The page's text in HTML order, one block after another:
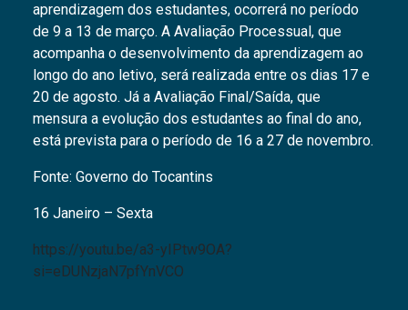
aprendizagem dos estudantes, ocorrerá no período
de 9 a 13 de março. A Avaliação Processual, que
acompanha o desenvolvimento da aprendizagem ao
longo do ano letivo, será realizada entre os dias 17 e
20 de agosto. Já a Avaliação Final/Saída, que
mensura a evolução dos estudantes ao final do ano,
está prevista para o período de 16 a 27 de novembro.
Fonte: Governo do Tocantins
16 Janeiro – Sexta
https://youtu.be/a3-yIPtw9OA?
si=eDUNzjaN7pfYnVCO